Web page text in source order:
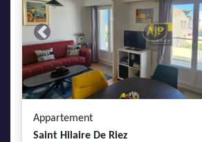
Previous
Appartement
Saint Hilaire De Riez